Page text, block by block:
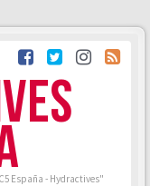
España - Hydractives"